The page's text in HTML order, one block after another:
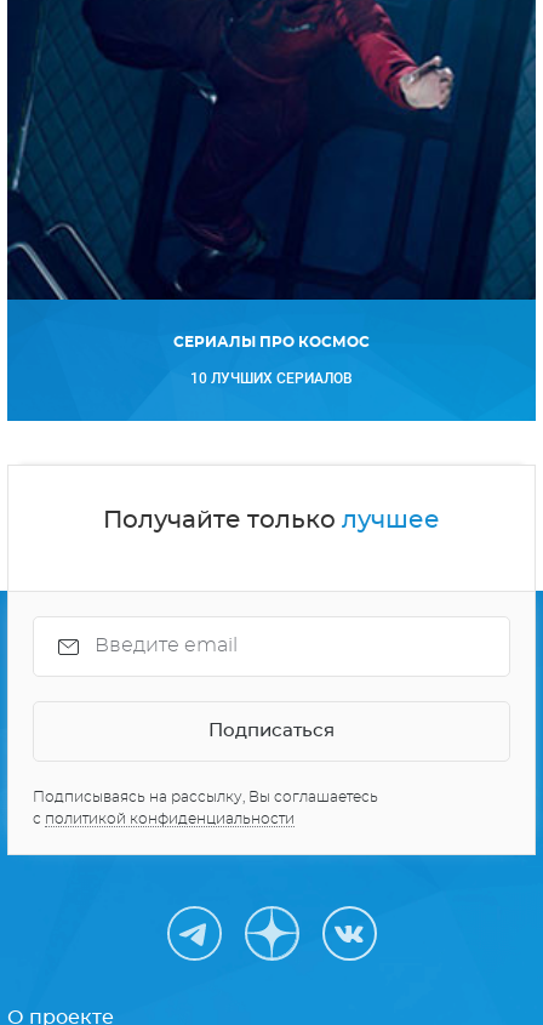
СЕРИАЛЫ ПРО КОСМОС
10 ЛУЧШИХ СЕРИАЛОВ
Получайте только лучшее
Подписываясь на рассылку, Вы соглашаетесь
с политикой конфиденциальности
О проекте